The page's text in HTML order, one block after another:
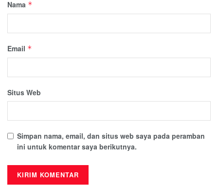
Nama *
Email *
Situs Web
Simpan nama, email, dan situs web saya pada peramban
ini untuk komentar saya berikutnya.